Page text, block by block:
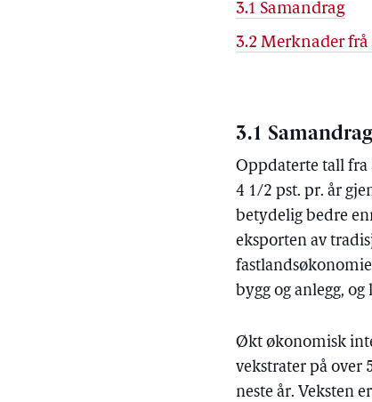
3.1 Samandrag
3.2 Merknader
3.1 Samandrag
Oppdaterte tall fra
4 1/2 pst. pr. år
betydelig bedre
eksporten av
bygg og anlegg,
Økt økonomisk
vekstrater på over
neste år. Veksten